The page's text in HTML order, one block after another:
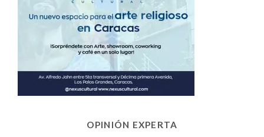
OPINIÓN EXPERTA